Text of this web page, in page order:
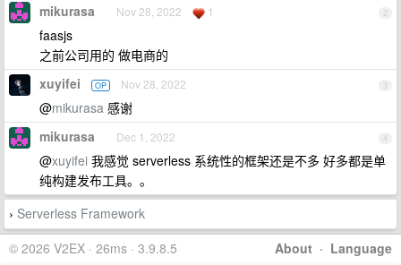
2
mikurasa Nov 28, 2022 1
faasjs
之前公司用的 做电商的
3
xuyifei OP Nov 28, 2022
@mikurasa 感谢
4
mikurasa Dec 1, 2022
@xuyifei 我感觉 serverless 系统性的框架还是不多 好多都是单
纯构建发布工具。。
› Serverless Framework
About · Language
© 2026 V2EX · 26ms · 3.9.8.5